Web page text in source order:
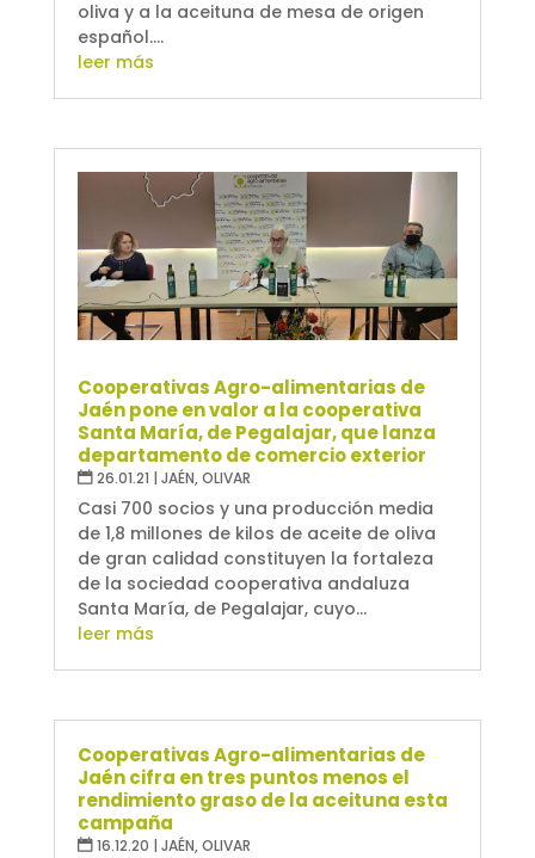
oliva y a la aceituna de mesa de origen
español....
leer más
Cooperativas Agro-alimentarias de
Jaén pone en valor a la cooperativa
Santa María, de Pegalajar, que lanza
departamento de comercio exterior
26.01.21 | JAÉN,OLIVAR
Casi 700 socios y una producción media
de 1,8 millones de kilos de aceite de oliva
de gran calidad constituyen la fortaleza
de la sociedad cooperativa andaluza
Santa María, de Pegalajar, cuyo...
leer más
Cooperativas Agro-alimentarias de
Jaén cifra en tres puntos menos el
rendimiento graso de la aceituna esta
campaña
16.12.20 | JAÉN,OLIVAR